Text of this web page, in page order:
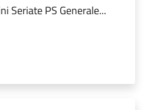
Seriate PS Generale...